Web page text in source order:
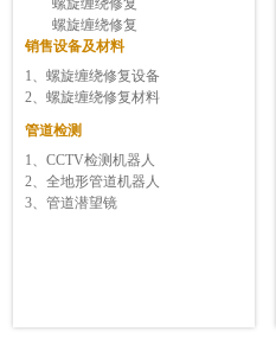
螺旋缠绕修复
销售设备及材料
1、螺旋缠绕修复设备
2、螺旋缠绕修复材料
管道检测
1、CCTV检测机器人
2、全地形管道机器人
3、管道潜望镜